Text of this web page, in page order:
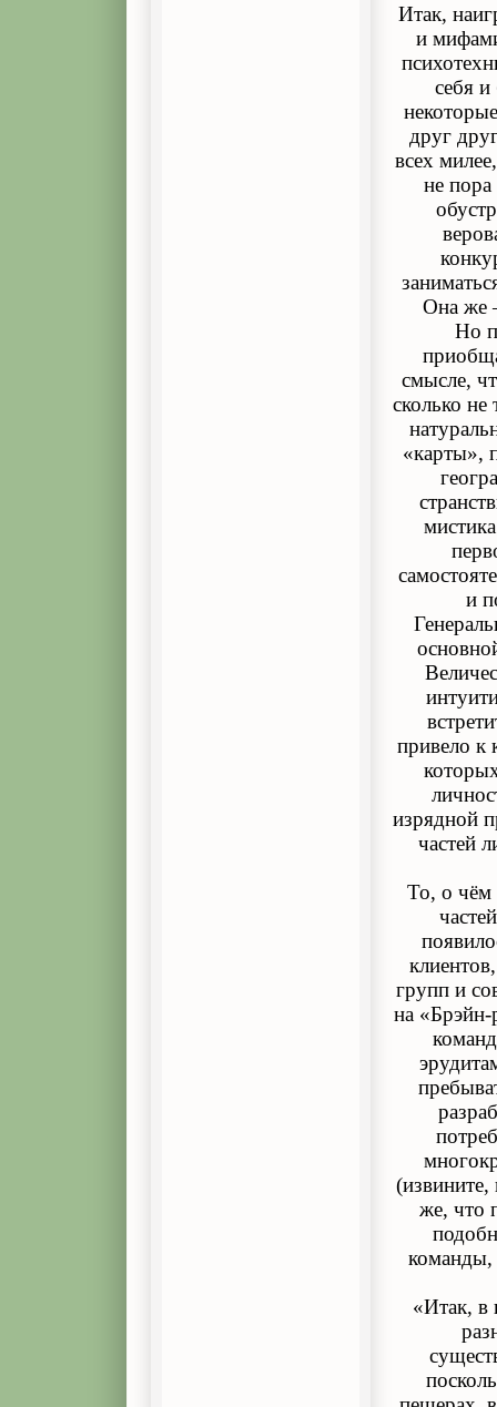
Итак,
и
себя
друг
всех
не пора
Она же
Но
смысле,
сколько не
«карты»,
и
привело к
изрядной
частей
То, о чём
групп и
на «Брэйн-
же, что
команды,
«Итак, в